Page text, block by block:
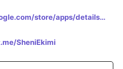
store/apps/details…
SheniEkimi